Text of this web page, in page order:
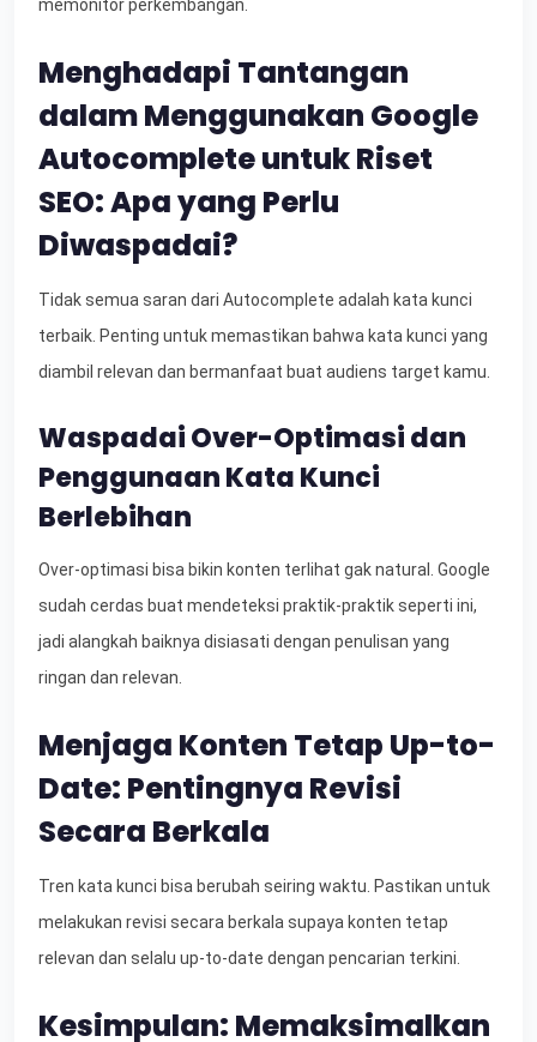
memonitor perkembangan.
Menghadapi Tantangan
dalam Menggunakan Google
Autocomplete untuk Riset
SEO: Apa yang Perlu
Diwaspadai?
Tidak semua saran dari Autocomplete adalah kata kunci
terbaik. Penting untuk memastikan bahwa kata kunci yang
diambil relevan dan bermanfaat buat audiens target kamu.
Waspadai Over-Optimasi dan
Penggunaan Kata Kunci
Berlebihan
Over-optimasi bisa bikin konten terlihat gak natural. Google
sudah cerdas buat mendeteksi praktik-praktik seperti ini,
jadi alangkah baiknya disiasati dengan penulisan yang
ringan dan relevan.
Menjaga Konten Tetap Up-to-
Date: Pentingnya Revisi
Secara Berkala
Tren kata kunci bisa berubah seiring waktu. Pastikan untuk
melakukan revisi secara berkala supaya konten tetap
relevan dan selalu up-to-date dengan pencarian terkini.
Kesimpulan: Memaksimalkan